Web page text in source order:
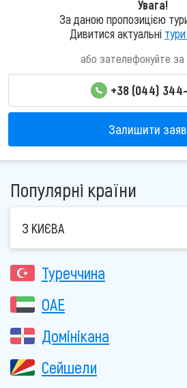
екскурсій. Не упустіть можливість
справжнього відпочинку та
турпутівку зараз та готуйтеся до
Увага!
За даною пропозицією
Дивитися актуальні
або зателефонуйте
+38 (044)
Залишити
Популярні країни
З КИЄВА
Туреччина
ОАЕ
Домінікана
Сейшели